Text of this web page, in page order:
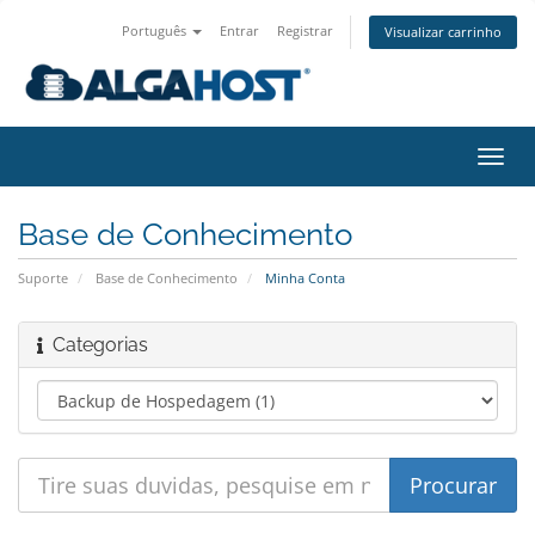
Português Entrar Registrar Visualizar carrinho
Base de Conhecimento
Suporte Base de Conhecimento Minha Conta
Categorias